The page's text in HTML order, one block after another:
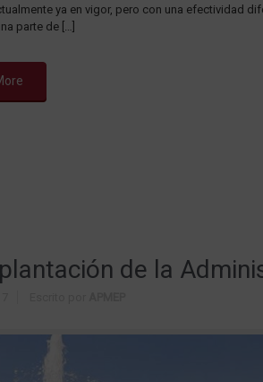
ya en vigor, pero con una efectividad
parte de […]
de la